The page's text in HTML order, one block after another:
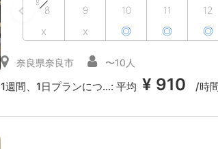
8
8
x
9
x
10
◎
11
◎
12
◎
奈良県奈良市 〜10人
1週間、1日プランにつ...:平均 ¥ 910 /時